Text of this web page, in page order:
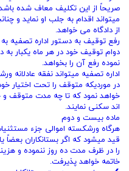
صریحاً از این تکلیف معاف شده
میتواند اقدام به جلب او نماید و
از دادگاه می‌ خواهد.
‌رفع توقیف به دستور اداره تصفیه
دوام توقیف خود در هر ماه یکبار به
نموده رفع آن را بخواهد.
اداره تصفیه میتواند نفقه عادلانه
در موردیکه متوقف را تحت اختیار
خواهد نمود که تا چه مدت متوقف و
اند سکنی نمایند.
ماده بیست و دوم
هرگاه ورشکسته اموالی جزء
قید میشود که اگر بستانکاران
را در ظرف مدت ده روز ننموده و
خاتمه خواهد پذیرفت.